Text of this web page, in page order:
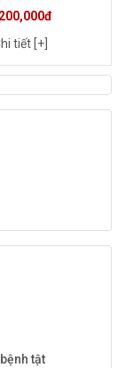
tiết [+]
tật